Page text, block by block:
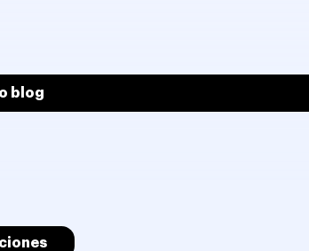
blog